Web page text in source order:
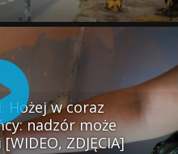
Hożej w coraz
nadzór może
ZDJĘCIA]